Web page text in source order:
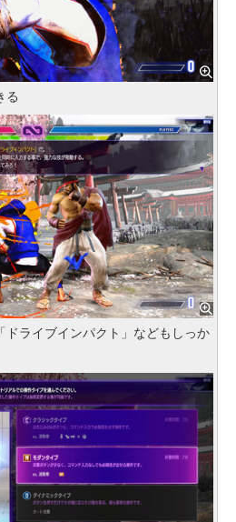
る
ドライブインパクト」などもしっか